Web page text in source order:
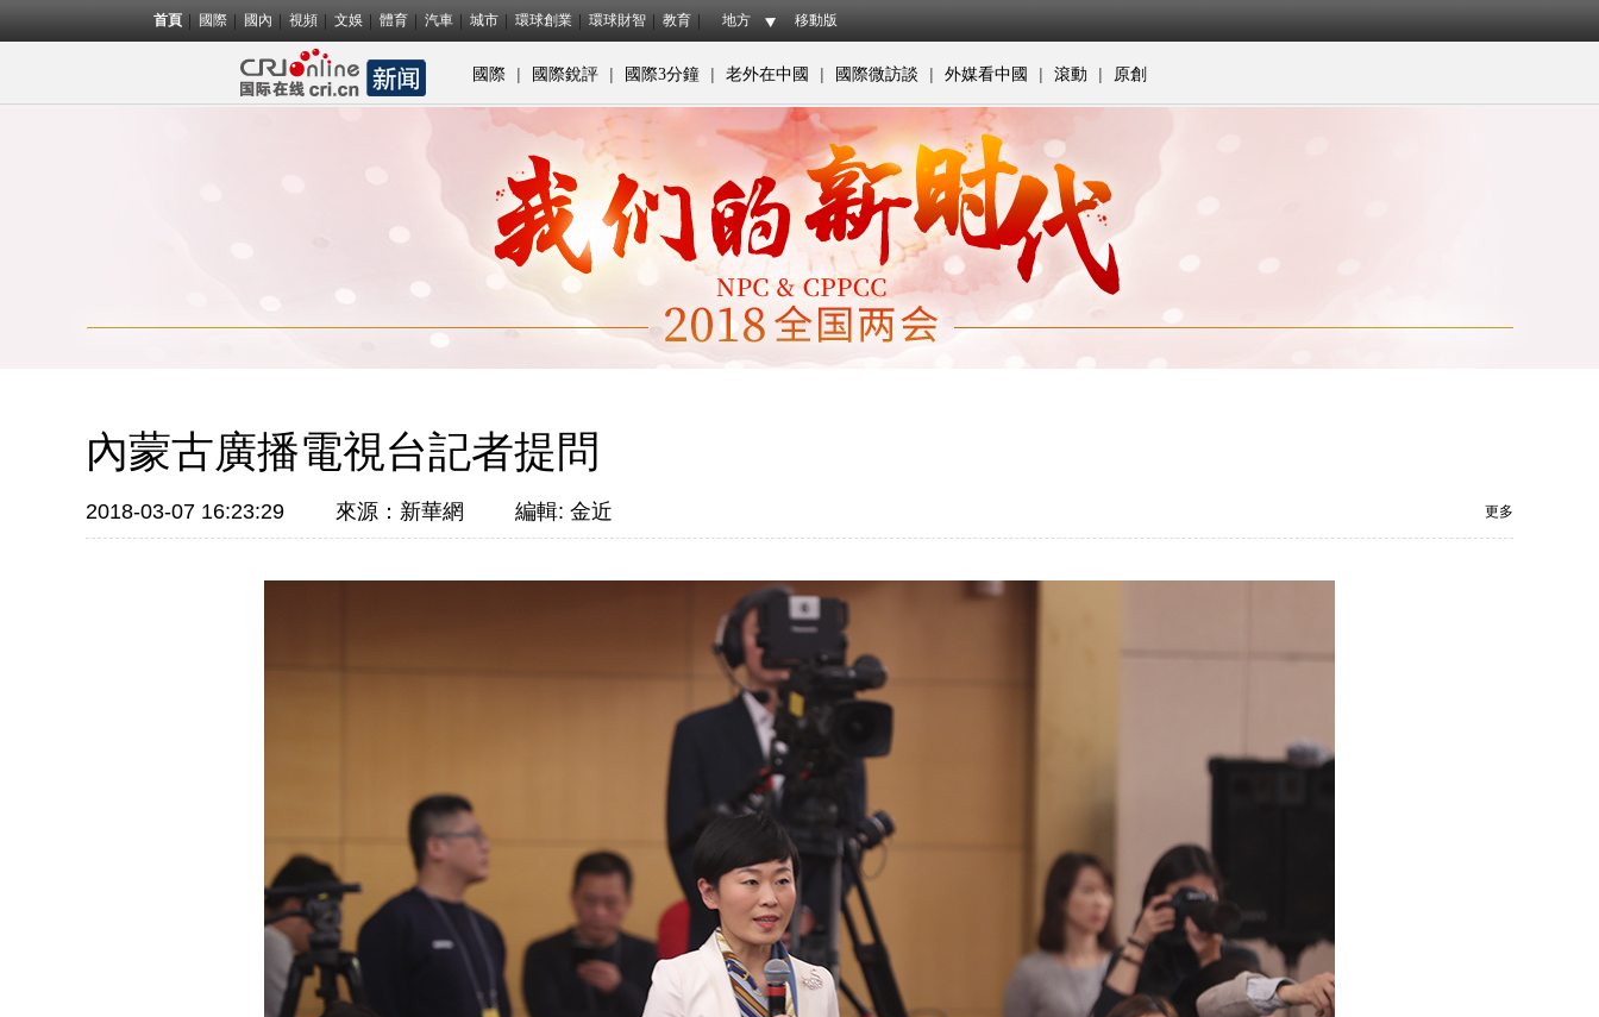
首頁 國際 國內 視頻 文娛 體育 汽車 城市 環球創業 環球財智 教育 地方 移動版
國際 | 國際銳評 | 國際3分鐘 | 老外在中國 | 國際微訪談 | 外媒看中國 | 滾動 | 原創
內蒙古廣播電視台記者提問
2018-03-07 16:23:29 來源： 新華網 編輯: 金近 更多